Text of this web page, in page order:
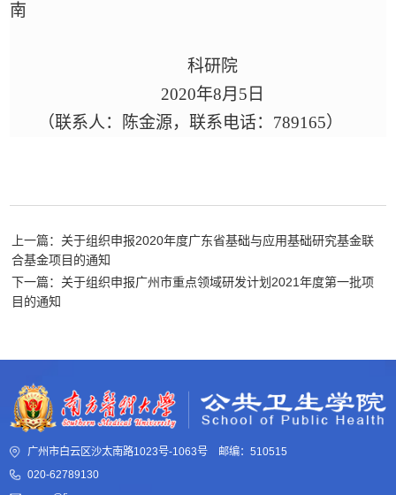
南
科研院
2020年8月 5 日
（联系人：陈金源，联系电话： 789165）
上一篇：关于组织申报2020年度广东省基础与应用基础研究基金联
合基金项目的通知
下一篇：关于组织申报广州市重点领域研发计划2021年度第一批项
目的通知
广州市白云区沙太南路1023号-1063号 邮编：510515
020-62789130